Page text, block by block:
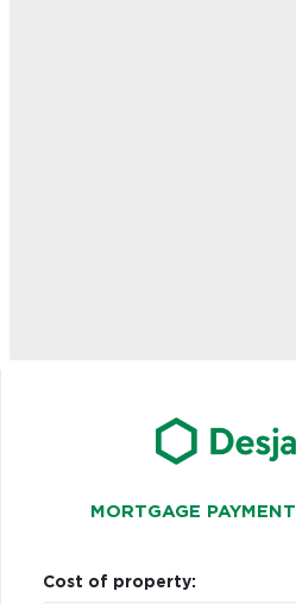
MORTGAGE
Cost of property: